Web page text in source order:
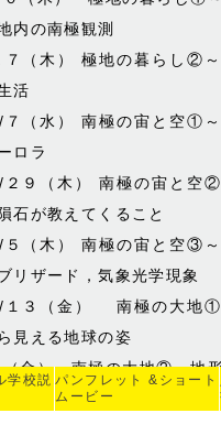
学校説 パンフレット & ショート
ムービー
内の南極観測
（木） 極地の暮らし②～
活
（水） 南極の宙と空①～
ロラ
９（木） 南極の宙と空②
石が教えてくること
（木） 南極の宙と空③～
リザード，気象光学現象
３（金） 南極の大地①
見える地球の姿
金） 南極の大地②～地
の変化